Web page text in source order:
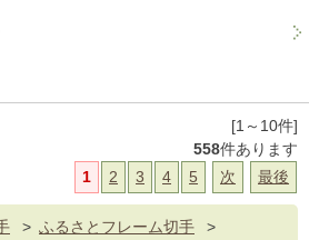
[1～10件]
558件あります
1
2 3 4 5 次 最後
> ふるさとフレーム切手
>